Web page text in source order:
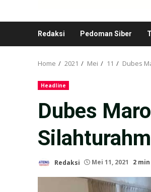
Redaksi Pedoman Siber
Home 2021 Mei 11 Dubes
Headline
Dubes
Redaksi Mei 11, 2021 2